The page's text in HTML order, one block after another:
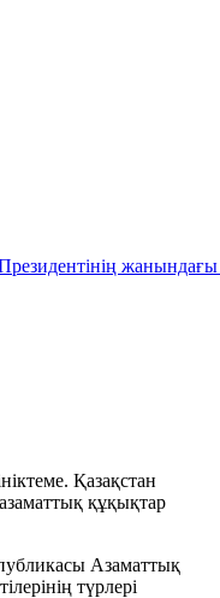
Қазақстан
құқықтар
Азаматтық
түрлері